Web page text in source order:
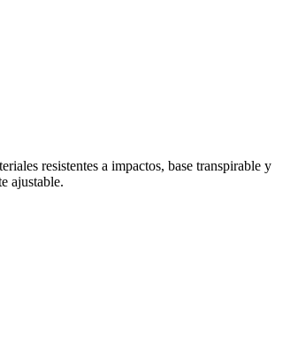
resistentes a impactos, base transpirable y
ajustable.